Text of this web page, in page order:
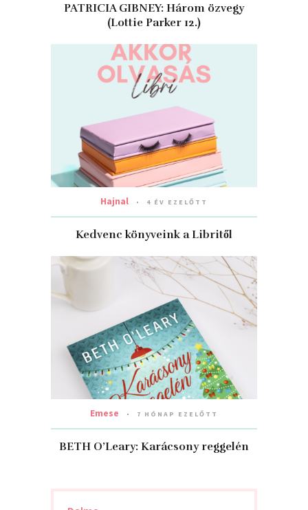
PATRICIA GIBNEY: Három özvegy
(Lottie Parker 12.)
Hajnal 4 ÉV EZELŐTT
Kedvenc könyveink a Libritől
Emese 7 HÓNAP EZELŐTT
BETH O’Leary: Karácsony reggelén